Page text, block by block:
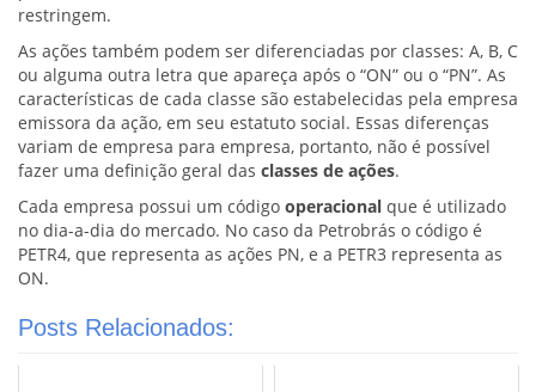
restringem.
As ações também podem ser diferenciadas por classes: A, B, C
ou alguma outra letra que apareça após o “ON” ou o “PN”. As
características de cada classe são estabelecidas pela empresa
emissora da ação, em seu estatuto social. Essas diferenças
variam de empresa para empresa, portanto, não é possível
fazer uma definição geral das classes de ações.
Cada empresa possui um código operacional que é utilizado
no dia-a-dia do mercado. No caso da Petrobrás o código é
PETR4, que representa as ações PN, e a PETR3 representa as
ON.
Posts Relacionados: